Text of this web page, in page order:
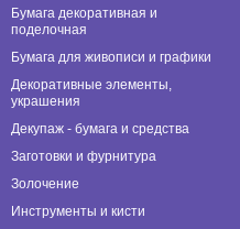
Бумага декоративная и
поделочная
Бумага для живописи и графики
Декоративные элементы,
украшения
Декупаж - бумага и средства
Заготовки и фурнитура
Золочение
Инструменты и кисти